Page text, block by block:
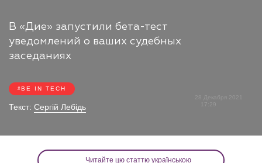
В «Дие» запустили бета-тест
уведомлений о ваших судебных
заседаниях
BE IN TECH
Текст: Сергій Лебідь
28 Декабря 2021
17:29
Читайте цю статтю українською